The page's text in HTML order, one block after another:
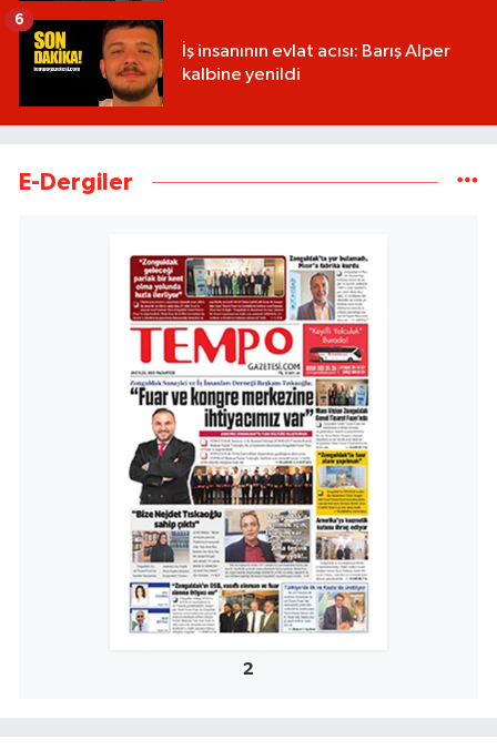
İş insanının evlat acısı: Barış Alper
kalbine yenildi
6
E-Dergiler
2